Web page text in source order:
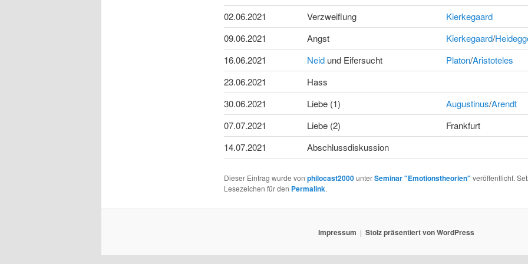
02.06.2021
Verzweiflung
Kierkegaard
09.06.2021
Angst Kierkegaard/
16.06.2021
Neidund Eifersucht Platon/Aristoteles
23.06.2021
Hass
30.06.2021
Liebe (1) Augustinus/Arendt
07.07.2021
Liebe (2)
Frankfurt
14.07.2021
Abschlussdiskussion
Dieser Eintrag wurde von philocast2000unterSeminar "Emotionstheorien" veröffentlicht.
Lesezeichen für den Permalink.
Impressum Stolz präsentiert von WordPress